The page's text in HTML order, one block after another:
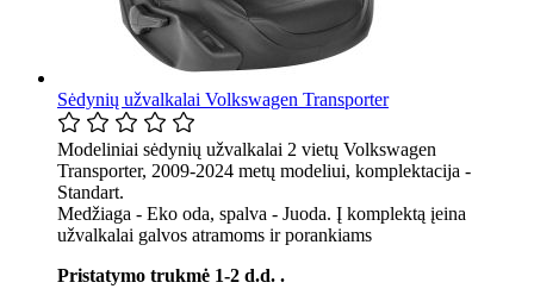
Sėdynių užvalkalai Volkswagen Transporter
Modeliniai sėdynių užvalkalai 2 vietų Volkswagen
Transporter, 2009-2024 metų modeliui, komplektacija -
Standart.
Medžiaga - Eko oda, spalva - Juoda. Į komplektą įeina
užvalkalai galvos atramoms ir porankiams
Pristatymo trukmė 1-2 d.d. .